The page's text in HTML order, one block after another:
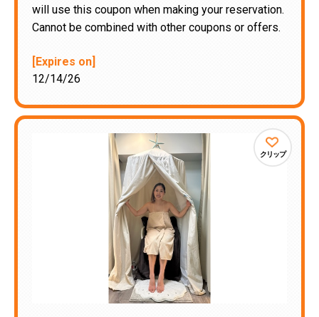
will use this coupon when making your reservation.
Cannot be combined with other coupons or offers.
[Expires on]
12/14/26
クリップ